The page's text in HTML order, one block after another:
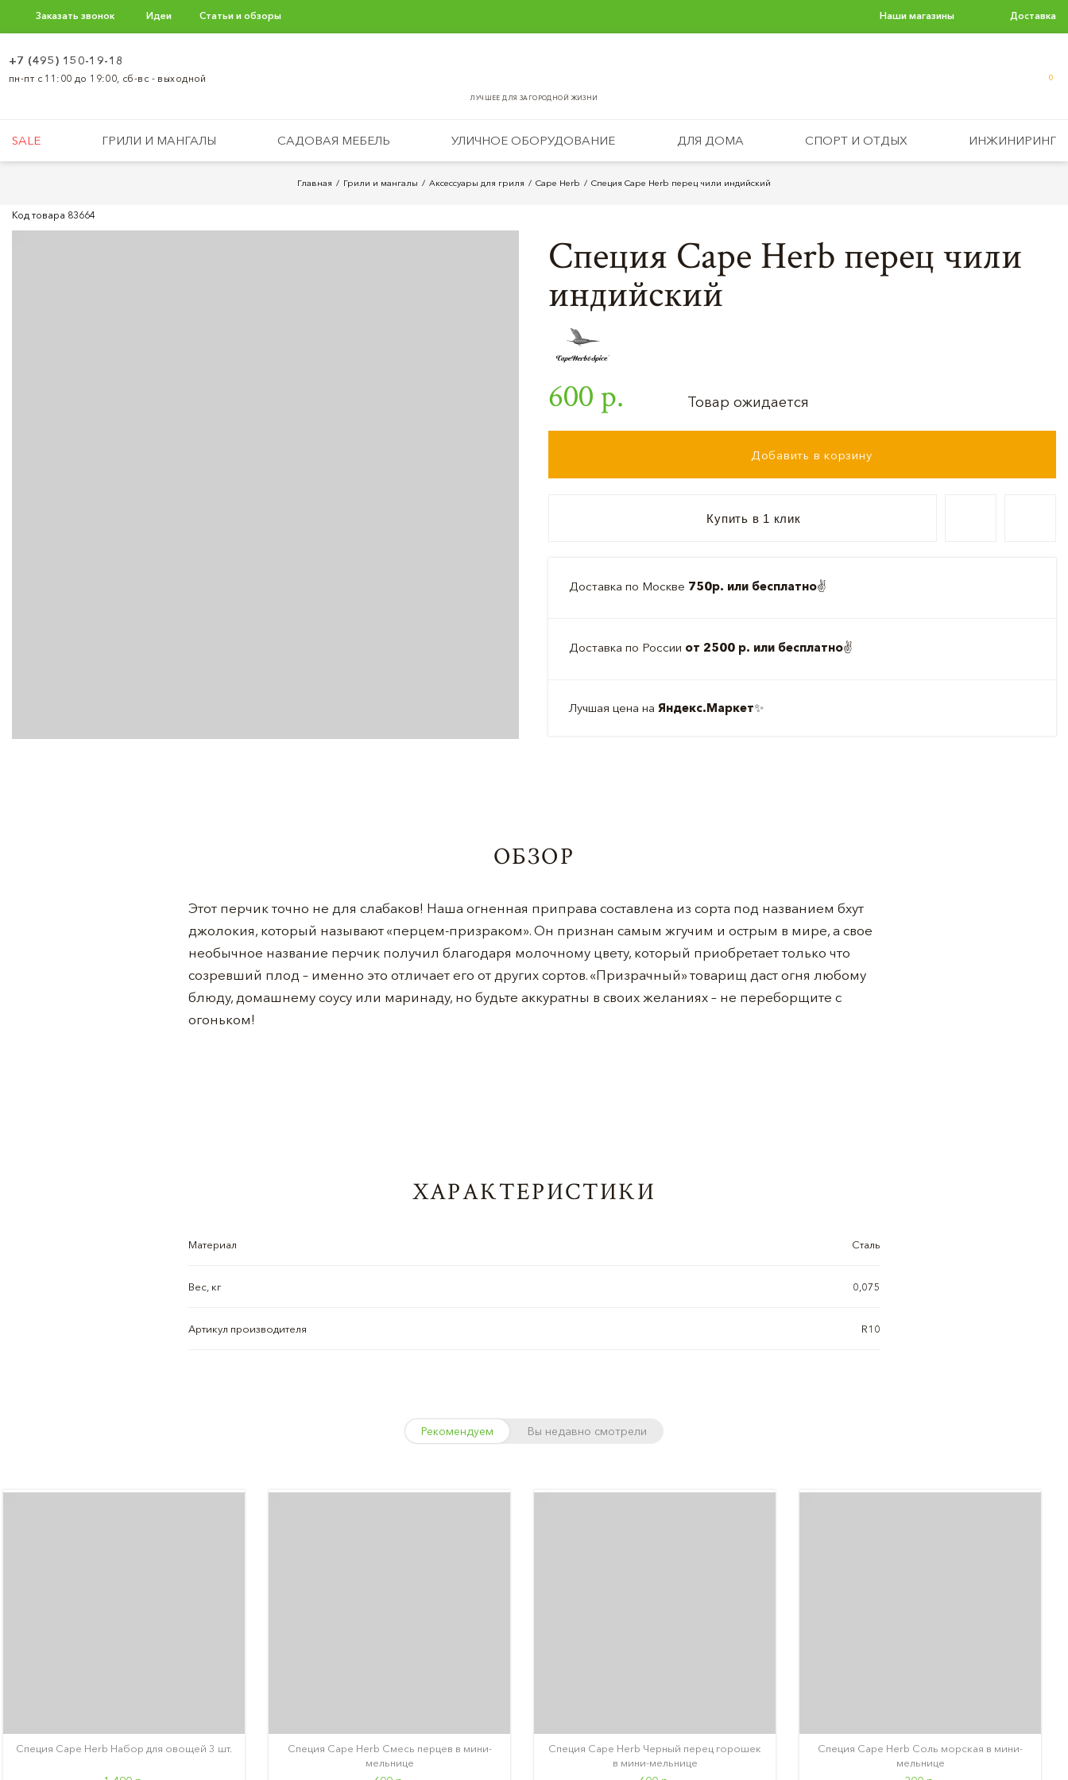
Заказать звонок Идеи Статьи и обзоры Наши магазины Доставка
ЛУЧШЕЕ ДЛЯ ЗАГОРОДНОЙ ЖИЗНИ
+7 (495) 150-19-18
пн-пт с 11:00 до 19:00, сб-вс - выходной 0
SALE ГРИЛИ И МАНГАЛЫ САДОВАЯ МЕБЕЛЬ УЛИЧНОЕ ОБОРУДОВАНИЕ ДЛЯ ДОМА СПОРТ И ОТДЫХ ИНЖИНИРИНГ
Главная Грили и мангалы Аксессуары для гриля Cape Herb Специя Cape Herb перец чили индийский
Код товара 83664
Специя Cape Herb перец чили
индийский
600 р. Товар ожидается
Добавить в корзину
Купить в 1 клик
Доставка по Москве 750р. или бесплатно✌️
Доставка по России от 2500 р. или бесплатно✌️
Лучшая цена на Яндекс.Маркет✨
ОБЗОР
Этот перчик точно не для слабаков! Наша огненная приправа составлена из сорта под названием бхут
джолокия, который называют «перцем-призраком». Он признан самым жгучим и острым в мире, а свое
необычное название перчик получил благодаря молочному цвету, который приобретает только что
созревший плод – именно это отличает его от других сортов. «Призрачный» товарищ даст огня любому
блюду, домашнему соусу или маринаду, но будьте аккуратны в своих желаниях – не переборщите с
огоньком!
ХАРАКТЕРИСТИКИ
Материал Сталь
Вес, кг 0,075
Артикул производителя R10
Рекомендуем Вы недавно смотрели
Специя Cape Herb Набор для овощей 3 шт.
Специя Cape Herb Смесь перцев в мини-
мельнице
Специя Cape Herb Черный перец горошек
в мини-мельнице
Специя Cape Herb Соль морская в мини-
мельнице